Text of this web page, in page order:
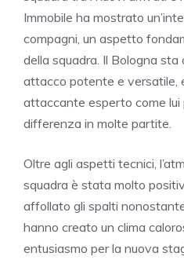
Immobile ha mostrato
compagni, un aspetto
della squadra. Il Bologna sta
attacco potente e versatile,
attaccante esperto come lui
differenza in molte partite.
Oltre agli aspetti tecnici,
squadra è stata molto
affollato gli spalti
hanno creato un clima
entusiasmo per la nuova